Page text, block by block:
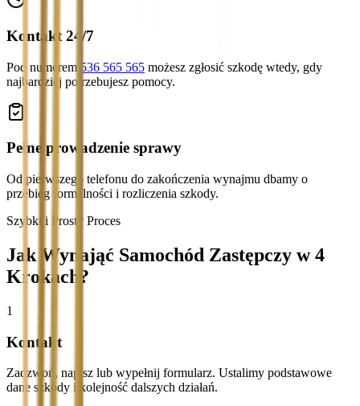
Kontakt 24/7
Pod numerem 536 565 565 możesz zgłosić szkodę wtedy, gdy
najbardziej potrzebujesz pomocy.
Pełne prowadzenie sprawy
Od pierwszego telefonu do zakończenia wynajmu dbamy o
przebieg formalności i rozliczenia szkody.
Szybki i Prosty Proces
Jak Wynająć Samochód Zastępczy w 4
Krokach?
1
Kontakt
Zadzwoń, napisz lub wypełnij formularz. Ustalimy podstawowe
dane szkody i kolejność dalszych działań.